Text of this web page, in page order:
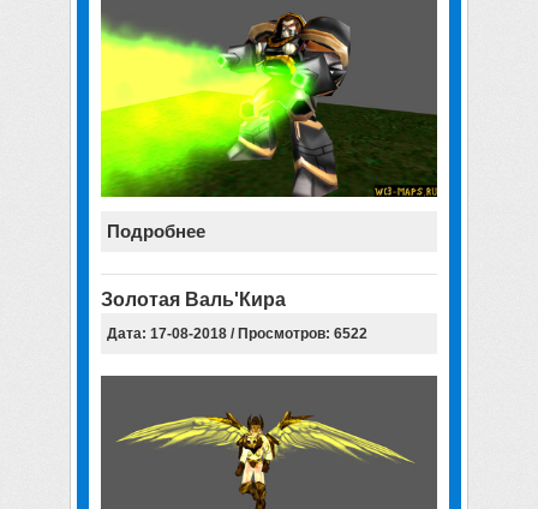
Подробнее
Золотая Валь'Кира
Дата: 17-08-2018 / Просмотров: 6522